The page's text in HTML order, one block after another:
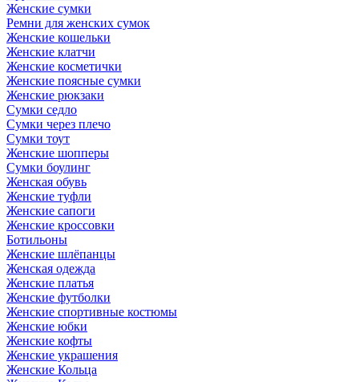
Женские сумки
Ремни для женских сумок
Женские кошельки
Женские клатчи
Женские косметички
Женские поясные сумки
Женские рюкзаки
Сумки седло
Сумки через плечо
Сумки тоут
Женские шопперы
Сумки боулинг
Женская обувь
Женские туфли
Женские сапоги
Женские кроссовки
Ботильоны
Женские шлёпанцы
Женская одежда
Женские платья
Женские футболки
Женские спортивные костюмы
Женские юбки
Женские кофты
Женские украшения
Женские Кольца